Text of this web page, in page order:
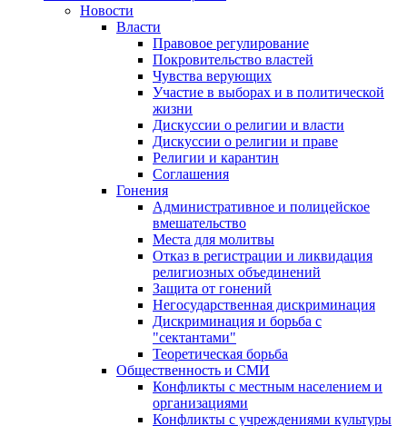
Новости
Власти
Правовое регулирование
Покровительство властей
Чувства верующих
Участие в выборах и в политической
жизни
Дискуссии о религии и власти
Дискуссии о религии и праве
Религии и карантин
Соглашения
Гонения
Административное и полицейское
вмешательство
Места для молитвы
Отказ в регистрации и ликвидация
религиозных объединений
Защита от гонений
Негосударственная дискриминация
Дискриминация и борьба с
"сектантами"
Теоретическая борьба
Общественность и СМИ
Конфликты с местным населением и
организациями
Конфликты с учреждениями культуры